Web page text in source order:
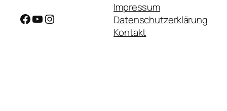
Facebook YouTube Instagram
Impressum
Datenschutzerklärung
Kontakt